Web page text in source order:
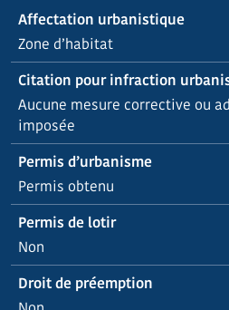
Affectation urbanistique
Zone d’habitat
Citation pour infraction
Aucune mesure corrective ou
imposée
Permis d’urbanisme
Permis obtenu
Permis de lotir
Non
Droit de préemption